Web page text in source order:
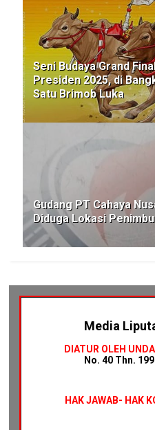
Seni Budaya Grand
Presiden 2025, di
Satu Brimob Luka
Gudang PT Cahaya
Diduga Lokasi
Media
DIATUR OLEH
No. 40 Thn.
HAK JAWAB- HAK